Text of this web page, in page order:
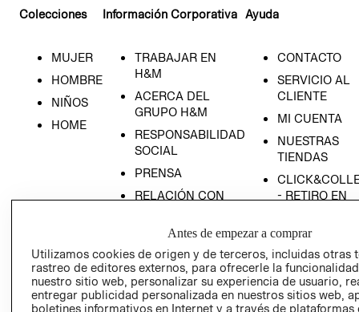
Colecciones
MUJER
HOMBRE
NIÑOS
HOME
Información Corporativa
TRABAJAR EN
H&M
ACERCA DEL
GRUPO H&M
RESPONSABILIDAD
SOCIAL
PRENSA
RELACIÓN CON
POLÍTICA
EMPRESARIAL
Ayuda
CONTACTO
SERVICIO AL
CLIENTE
MI CUENTA
NUESTRAS
TIENDAS
- RETIRO EN
TÉRMINOS Y
CONDICIONES
AVISO DE
PRIVACIDAD
Antes de empezar a comprar
Utilizamos cookies de origen y de terceros, incluidas otras
rastreo de editores externos, para ofrecerle la
nuestro sitio web, personalizar su experiencia de usuario,
entregar publicidad personalizada en nuestros sitios web,
boletines informativos en Internet y a través de plataformas